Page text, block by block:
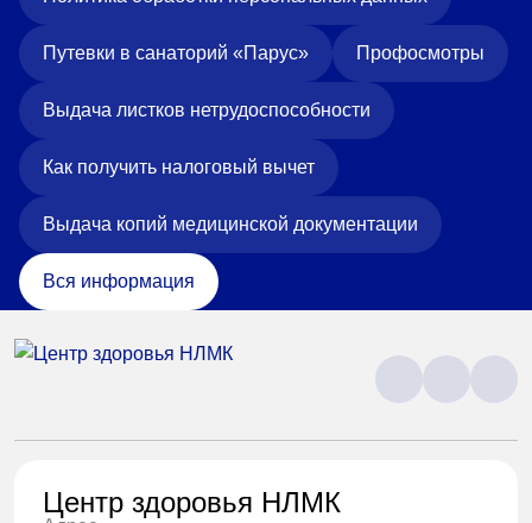
Путевки в санаторий «Парус» Профосмотры
Выдача листков нетрудоспособности
Как получить налоговый вычет
Выдача копий медицинской документации
Вся информация
Центр здоровья НЛМК